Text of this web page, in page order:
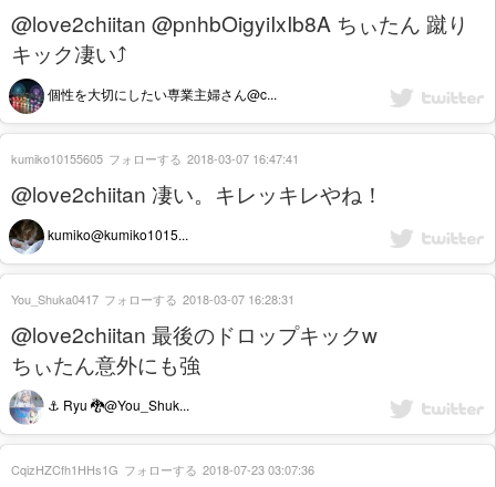
@love2chiitan @pnhbOigyiIxIb8A ちぃたん 蹴り
キック凄い⤴️
個性を大切にしたい専業主婦さん@c...
@love2chiitan 凄い。キレッキレやね！
kumiko@kumiko1015...
kumiko10155605 フォローする 2018-03-07 16:47:41
@love2chiitan 最後のドロップキックw
ちぃたん意外にも強
⚓️ Ryu 🐉@You_Shuk...
You_Shuka0417 フォローする 2018-03-07 16:28:31
CqizHZCfh1HHs1G フォローする 2018-07-23 03:07:36